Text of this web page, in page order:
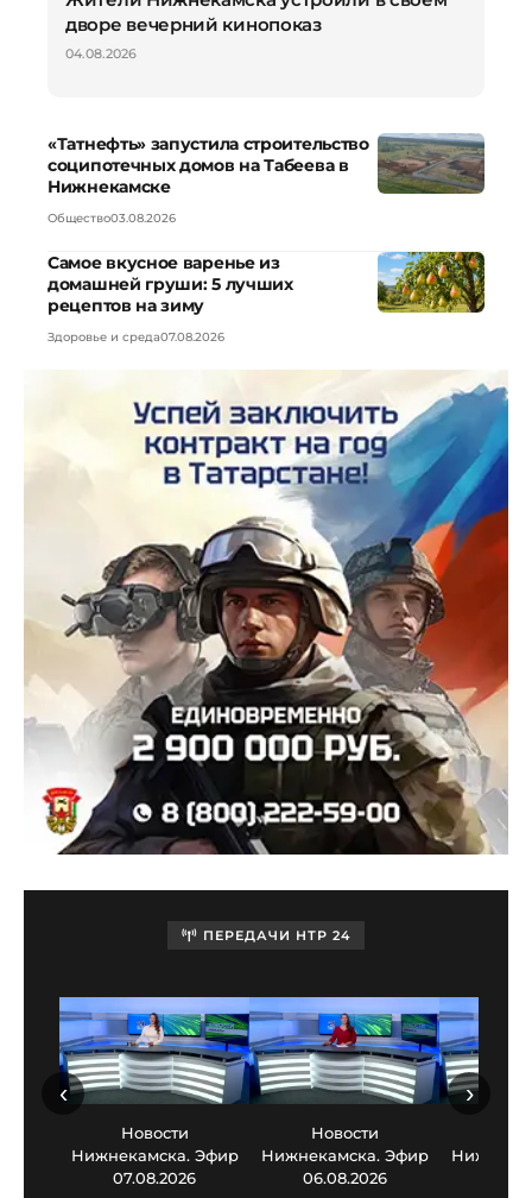
дворе вечерний кинопоказ
04.08.2026
«Татнефть» запустила строительство
соципотечных домов на Табеева в
Нижнекамске
Общество03.08.2026
Самое вкусное варенье из
домашней груши: 5 лучших
рецептов на зиму
Здоровье и среда07.08.2026
ПЕРЕДАЧИ НТР 24
Новости
Нижнекамска. Эфир
07.08.2026
Новости
Нижнекамска. Эфир
06.08.2026
‹ ›